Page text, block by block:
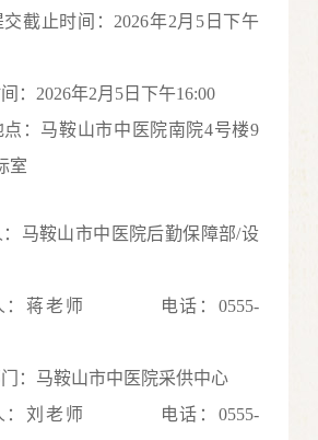
截止时间：2026年2月5日 下午
：2026年2月5 日 下午16:00
：马鞍山市中医院南院4号楼9
室
马鞍山市中医院后勤保障部/设
：蒋老师
电话：0555-
：马鞍山市中医院采供中心
：刘老师
电话：0555-